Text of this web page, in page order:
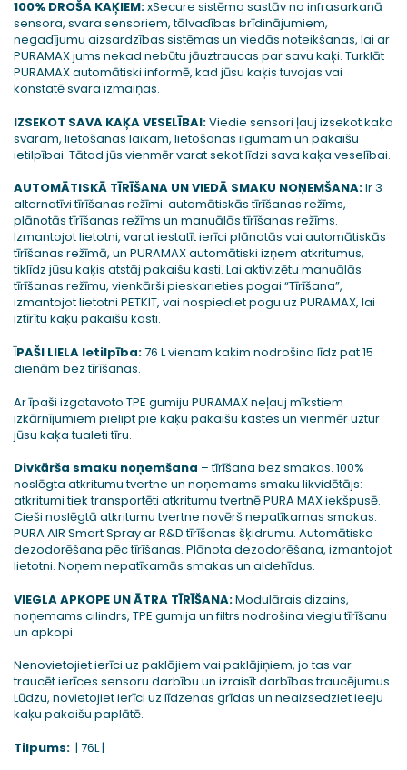
100% DROŠA KAĶIEM:xSecure sistēma sastāv no infrasarkanā
sensora, svara sensoriem, tālvadības brīdinājumiem,
negadījumu aizsardzības sistēmas un viedās noteikšanas, lai ar
PURAMAX jums nekad nebūtu jāuztraucas par savu kaķi. Turklāt
PURAMAX automātiski informē, kad jūsu kaķis tuvojas vai
konstatē svara izmaiņas.
IZSEKOT SAVA KAĶA VESELĪBAI:Viedie sensori ļauj izsekot kaķa
svaram, lietošanas laikam, lietošanas ilgumam un pakaišu
ietilpībai. Tātad jūs vienmēr varat sekot līdzi sava kaķa veselībai.
AUTOMĀTISKĀ TĪRĪŠANA UN VIEDĀ SMAKU NOŅEMŠANA:Ir 3
alternatīvi tīrīšanas režīmi: automātiskās tīrīšanas režīms,
plānotās tīrīšanas režīms un manuālās tīrīšanas režīms.
Izmantojot lietotni, varat iestatīt ierīci plānotās vai automātiskās
tīrīšanas režīmā, un PURAMAX automātiski izņem atkritumus,
tiklīdz jūsu kaķis atstāj pakaišu kasti. Lai aktivizētu manuālās
tīrīšanas režīmu, vienkārši pieskarieties pogai “Tīrīšana”,
izmantojot lietotni PETKIT, vai nospiediet pogu uz PURAMAX, lai
iztīrītu kaķu pakaišu kasti.
ĪPAŠI LIELA Ietilpība:76 L vienam kaķim nodrošina līdz pat 15
dienām bez tīrīšanas.
Ar īpaši izgatavoto TPE gumiju PURAMAX neļauj mīkstiem
izkārnījumiem pielipt pie kaķu pakaišu kastes un vienmēr uztur
jūsu kaķa tualeti tīru.
Divkārša smaku noņemšana – tīrīšana bez smakas. 100%
noslēgta atkritumu tvertne un noņemams smaku likvidētājs:
atkritumi tiek transportēti atkritumu tvertnē PURA MAX iekšpusē.
Cieši noslēgtā atkritumu tvertne novērš nepatīkamas smakas.
PURA AIR Smart Spray ar R&D tīrīšanas šķidrumu. Automātiska
dezodorēšana pēc tīrīšanas. Plānota dezodorēšana, izmantojot
lietotni. Noņem nepatīkamās smakas un aldehīdus.
VIEGLA APKOPE UN ĀTRA TĪRĪŠANA:Modulārais dizains,
noņemams cilindrs, TPE gumija un filtrs nodrošina vieglu tīrīšanu
un apkopi.
Nenovietojiet ierīci uz paklājiem vai paklājiņiem, jo tas var
traucēt ierīces sensoru darbību un izraisīt darbības traucējumus.
Lūdzu, novietojiet ierīci uz līdzenas grīdas un neaizsedziet ieeju
kaķu pakaišu paplātē.
Tilpums: | 76L |